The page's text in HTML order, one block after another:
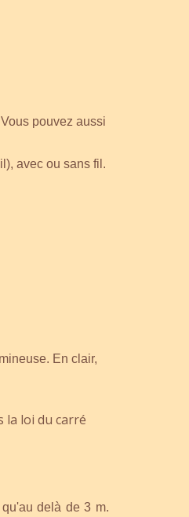
pouvez aussi
avec ou sans fil.
En clair,
la loi du carré
delà de 3 m.